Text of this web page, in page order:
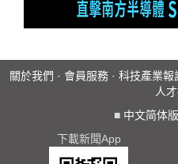
關於我們 · 會員服務 · 科技產業報
人
■ 中文简体版
下載新聞App